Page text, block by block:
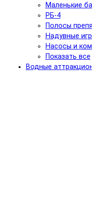
Маленькие
РБ-4
Полосы
Надувные
Насосы и
Показать все
Водные